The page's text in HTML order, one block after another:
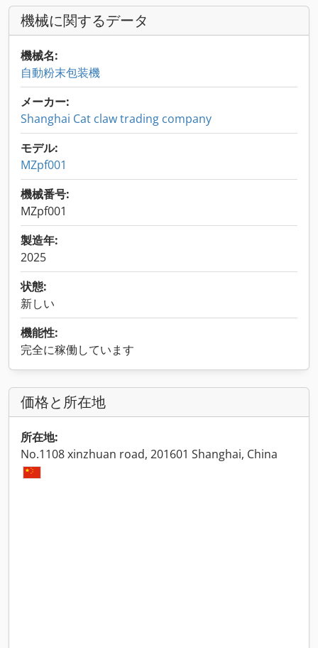
機械に関するデータ
機械名:
自動粉末包装機
メーカー:
Shanghai Cat claw trading company
モデル:
MZpf001
機械番号:
MZpf001
製造年:
2025
状態:
新しい
機能性:
完全に稼働しています
価格と所在地
所在地:
No.1108 xinzhuan road, 201601 Shanghai, China